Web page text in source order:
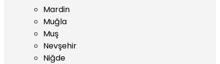
Mardin
Muğla
Muş
Nevşehir
Niğde